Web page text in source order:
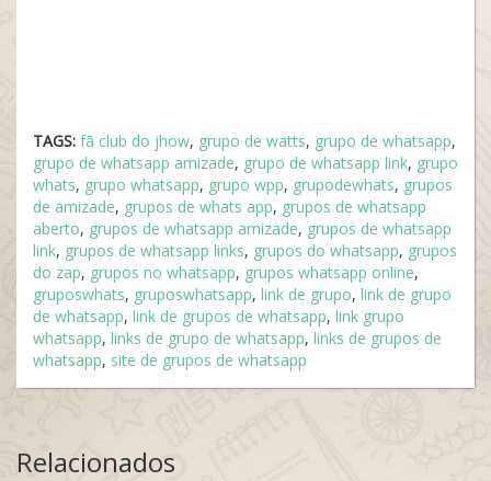
TAGS: fã club do jhow, grupo de watts, grupo de whatsapp,
grupo de whatsapp amizade, grupo de whatsapp link, grupo
whats, grupo whatsapp, grupo wpp, grupodewhats, grupos
de amizade, grupos de whats app, grupos de whatsapp
aberto, grupos de whatsapp amizade, grupos de whatsapp
link, grupos de whatsapp links, grupos do whatsapp, grupos
do zap, grupos no whatsapp, grupos whatsapp online,
gruposwhats, gruposwhatsapp, link de grupo, link de grupo
de whatsapp, link de grupos de whatsapp, link grupo
whatsapp, links de grupo de whatsapp, links de grupos de
whatsapp, site de grupos de whatsapp
Relacionados